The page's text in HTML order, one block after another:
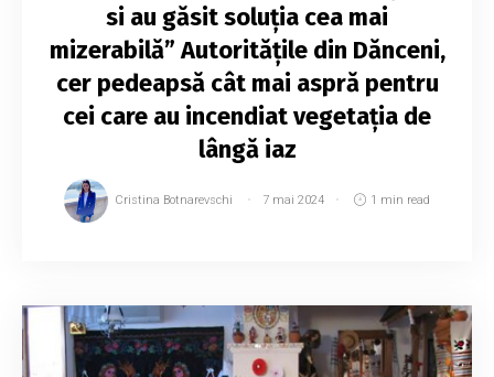
si au găsit soluția cea mai
mizerabilă” Autoritățile din Dănceni,
cer pedeapsă cât mai aspră pentru
cei care au incendiat vegetația de
lângă iaz
Cristina Botnarevschi 7 mai 2024 1 min read